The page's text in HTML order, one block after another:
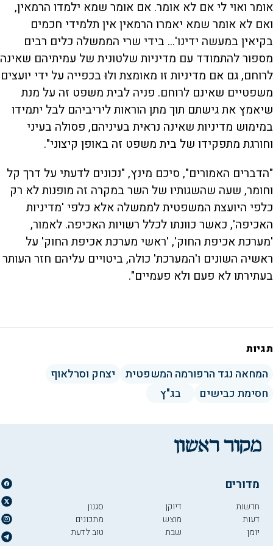
אומר ואוי לי אם לא אומר. אם אומר שמא ילמדו הרמאין,
ואם לא אומר שמא יאמרו הרמאין אין תלמידי חכמים
בקיאין במעשה ידינו'... בידי שרי הממשלה כלים רבים
מספור להתמודד עם מדיניות שלטונית של עמיתיהם שאינה
לרוחם, גם אם מדיניות זו מאומצת ולוּ בכפייה על ידי יועצים
משפטיים שאינם לרוחם. פניה לבית משפט זה על מנת
שיאמץ את גישתם תוך מתן הוראות ליריביהם לבל יתמידו
במימוש מדיניות שאינה נראית בעיניהם, פסולה בעיני
וחורגת מתפקידו של בית משפט זה באופן קיצוני".
"הדברים האמורים", סיכם מינץ, "נכונים לדעתי על דרך קל
וחומר, שעה שהשגותיו של השר במקרה זה מופנות לא רק
כלפי היועצת המשפטית לממשלה אלא כלפי 'מדיניות
האכיפה', כאשר כוונתו לכלל רשויות האכיפה. לאמור,
'מערכת אכיפת החוק', 'ראשי מערכת אכיפת החוק' על
ראשיה השונים ו'המערכת' כולה, ביטויים עליהם חזר העותר
בעתירתו לא פעם ולא פעמיים".
תגיות
המחאה נגד הרפורמה המשפטית
יצחק וסרלאוף
חסימת כבישים
בג"ץ
מדורים
חדשות
דעות
יומן
דיוקן
מוצש
שבת
סגנון
מתכונים
טוב לדעת